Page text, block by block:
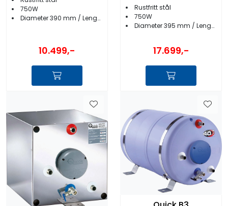
750W
Diameter 390 mm / Lengde 460 mm
10.499,-
Rustfritt stål
750W
Diameter 395 mm / Lengde 1070 mm
17.699,-